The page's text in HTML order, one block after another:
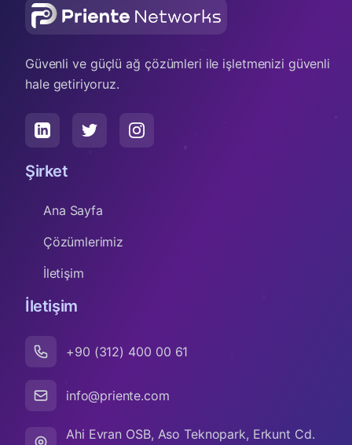
Güvenli ve güçlü ağ çözümleri ile işletmenizi güvenli
hale getiriyoruz.
LinkedInTwitter Instagram
Şirket
Ana Sayfa
Çözümlerimiz
İletişim
İletişim
+90 (312) 400 00 61
info@priente.com
Ahi Evran OSB, Aso Teknopark, Erkunt Cd.